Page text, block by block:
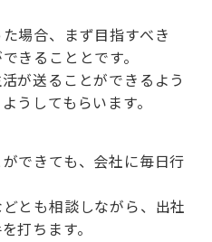
場合、まず目指すべき
きることとです。
が送ることができるよう
うしてもらいます。
できても、会社に毎日行
とも相談しながら、出社
打ちます。